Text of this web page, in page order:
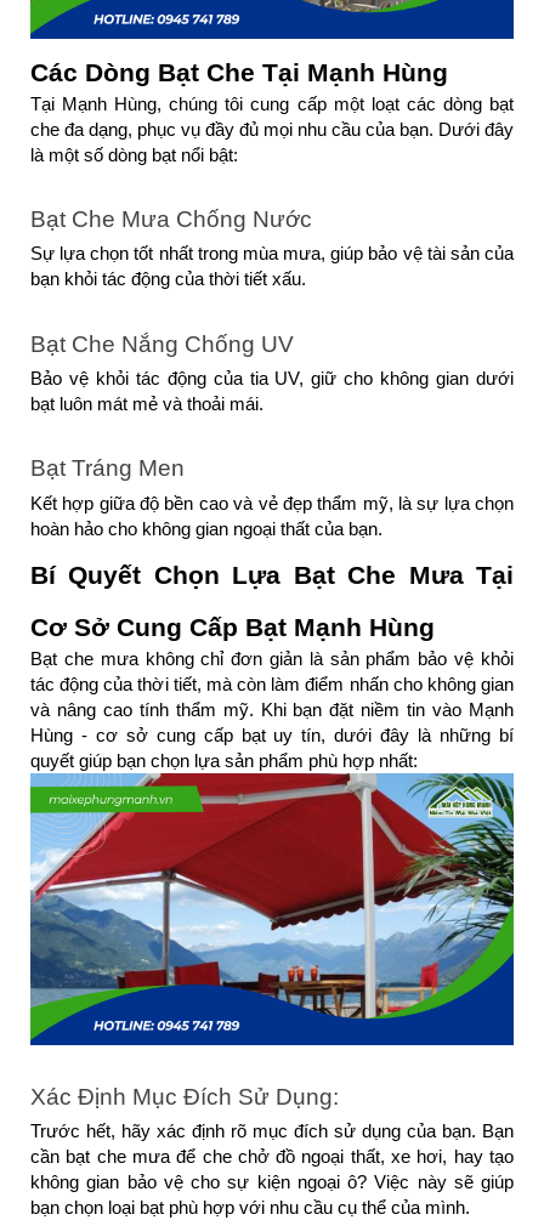
Các Dòng Bạt Che Tại Mạnh Hùng
Tại Mạnh Hùng, chúng tôi cung cấp một loạt các dòng bạt
che đa dạng, phục vụ đầy đủ mọi nhu cầu của bạn. Dưới đây
là một số dòng bạt nổi bật:
Bạt Che Mưa Chống Nước
Sự lựa chọn tốt nhất trong mùa mưa, giúp bảo vệ tài sản của
bạn khỏi tác động của thời tiết xấu.
Bạt Che Nắng Chống UV
Bảo vệ khỏi tác động của tia UV, giữ cho không gian dưới
bạt luôn mát mẻ và thoải mái.
Bạt Tráng Men
Kết hợp giữa độ bền cao và vẻ đẹp thẩm mỹ, là sự lựa chọn
hoàn hảo cho không gian ngoại thất của bạn.
Bí Quyết Chọn Lựa Bạt Che Mưa Tại
Cơ Sở Cung Cấp Bạt Mạnh Hùng
Bạt che mưa không chỉ đơn giản là sản phẩm bảo vệ khỏi
tác động của thời tiết, mà còn làm điểm nhấn cho không gian
và nâng cao tính thẩm mỹ. Khi bạn đặt niềm tin vào Mạnh
Hùng - cơ sở cung cấp bạt uy tín, dưới đây là những bí
quyết giúp bạn chọn lựa sản phẩm phù hợp nhất:
Xác Định Mục Đích Sử Dụng:
Trước hết, hãy xác định rõ mục đích sử dụng của bạn. Bạn
cần bạt che mưa để che chở đồ ngoại thất, xe hơi, hay tạo
không gian bảo vệ cho sự kiện ngoại ô? Việc này sẽ giúp
bạn chọn loại bạt phù hợp với nhu cầu cụ thể của mình.